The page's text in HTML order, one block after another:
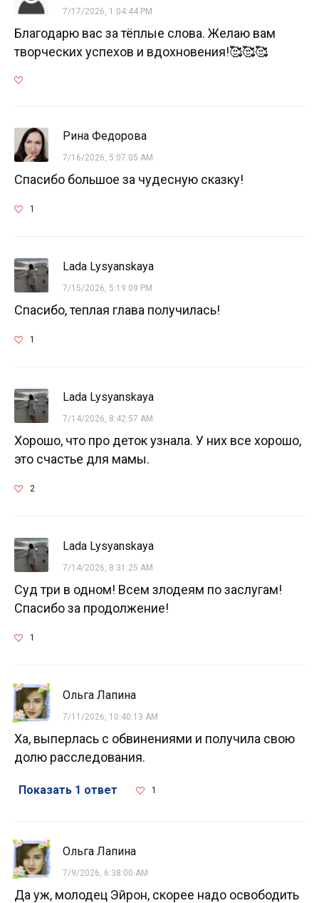
7/17/2026, 1:04:44 PM
Благодарю вас за тёплые слова. Желаю вам
творческих успехов и вдохновения!🥰🥰🥰
Рина Федорова
7/16/2026, 5:07:05 AM
Спасибо большое за чудесную сказку!
1
Lada Lysyanskaya
7/15/2026, 5:19:09 PM
Спасибо, теплая глава получилась!
1
Lada Lysyanskaya
7/14/2026, 8:42:57 AM
Хорошо, что про деток узнала. У них все хорошо,
это счастье для мамы.
2
Lada Lysyanskaya
7/14/2026, 8:31:25 AM
Суд три в одном! Всем злодеям по заслугам!
Спасибо за продолжение!
1
Ольга Лапина
7/11/2026, 10:40:13 AM
Ха, выперлась с обвинениями и получила свою
долю расследования.
Показать 1 ответ 1
Ольга Лапина
7/9/2026, 6:38:00 AM
Да уж, молодец Эйрон, скорее надо освободить